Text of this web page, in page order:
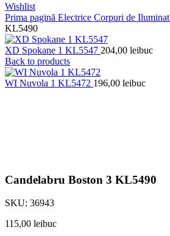
Wishlist
Prima pagină Electrice Corpuri de Iluminat
KL5490
XD Spokane 1 KL5547 204,00 leibuc
Back to products
WI Nuvola 1 KL5472 196,00 leibuc
Candelabru Boston 3 KL5490
SKU: 36943
115,00 leibuc